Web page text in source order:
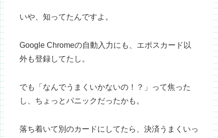
いや、知ってたんですよ。
Google Chromeの自動入力にも、エポスカード以
外も登録してたし。
でも「なんでうまくいかないの！？」って焦った
し、ちょっとパニックだったかも。
落ち着いて別のカードにしてたら、決済うまくいっ